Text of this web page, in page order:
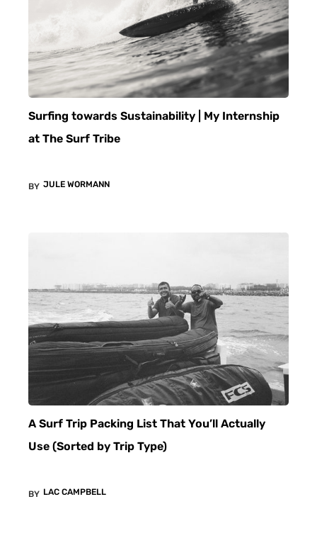
Surfing towards Sustainability | My Internship
at The Surf Tribe
BY JULE WORMANN
A Surf Trip Packing List That You’ll Actually
Use (Sorted by Trip Type)
BY LAC CAMPBELL